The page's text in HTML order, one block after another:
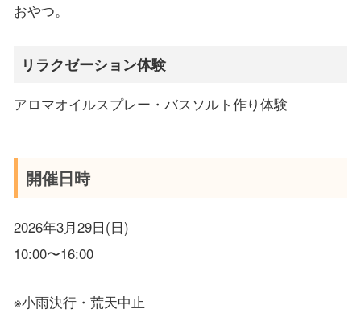
おやつ。
リラクゼーション体験
アロマオイルスプレー・バスソルト作り体験
開催日時
2026年3月29日(日)
10:00〜16:00
※小雨決行・荒天中止